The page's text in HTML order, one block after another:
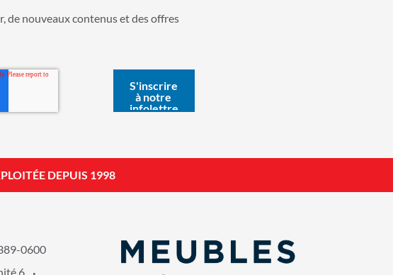
de nouveaux contenus et des offres
DEPUIS 1998
0600
6,